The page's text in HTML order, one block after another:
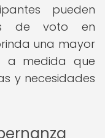
pueden
de voto en
una mayor
a medida que
y necesidades